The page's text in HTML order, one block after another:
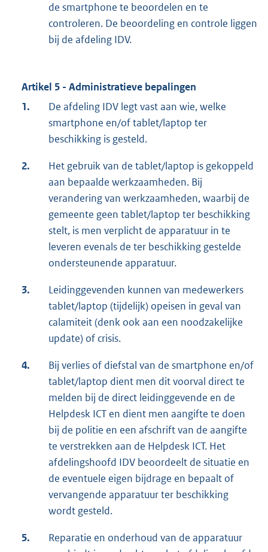
de smartphone te beoordelen en te
controleren. De beoordeling en controle liggen
bij de afdeling IDV.
Artikel 5 - Administratieve bepalingen
1.
De afdeling IDV legt vast aan wie, welke
smartphone en/of tablet/laptop ter
beschikking is gesteld.
2.
Het gebruik van de tablet/laptop is gekoppeld
aan bepaalde werkzaamheden. Bij
verandering van werkzaamheden, waarbij de
gemeente geen tablet/laptop ter beschikking
stelt, is men verplicht de apparatuur in te
leveren evenals de ter beschikking gestelde
ondersteunende apparatuur.
3.
Leidinggevenden kunnen van medewerkers
tablet/laptop (tijdelijk) opeisen in geval van
calamiteit (denk ook aan een noodzakelijke
update) of crisis.
4.
Bij verlies of diefstal van de smartphone en/of
tablet/laptop dient men dit voorval direct te
melden bij de direct leidinggevende en de
Helpdesk ICT en dient men aangifte te doen
bij de politie en een afschrift van de aangifte
te verstrekken aan de Helpdesk ICT. Het
afdelingshoofd IDV beoordeelt de situatie en
de eventuele eigen bijdrage en bepaalt of
vervangende apparatuur ter beschikking
wordt gesteld.
5.
Reparatie en onderhoud van de apparatuur